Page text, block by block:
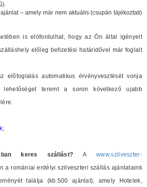
– amely már nem aktuális (csupán tájékoztató
is elöfordulhat, hogy az Ön által igényelt
előleg befizetési határidővel már foglalt
előfoglalás automatikus érvényvesztését vonja
lehetőséget teremt a soron következő ujabb
;
keres szállást? Awww.szilveszter-
a romániai erdélyi szilveszteri szállás ajánlataink
találja (kb.500 ajánlat), amely Hotelek,